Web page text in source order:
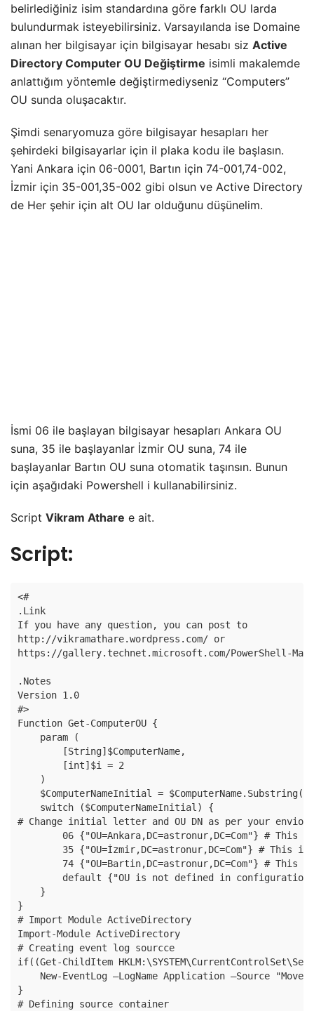
belirlediğiniz isim standardına göre farklı OU larda
bulundurmak isteyebilirsiniz. Varsayılanda ise Domaine
alınan her bilgisayar için bilgisayar hesabı siz Active
Directory Computer OU Değiştirme isimli makalemde
anlattığım yöntemle değiştirmediyseniz “Computers”
OU sunda oluşacaktır.
Şimdi senaryomuza göre bilgisayar hesapları her
şehirdeki bilgisayarlar için il plaka kodu ile başlasın.
Yani Ankara için 06-0001, Bartın için 74-001,74-002,
İzmir için 35-001,35-002 gibi olsun ve Active Directory
de Her şehir için alt OU lar olduğunu düşünelim.
İsmi 06 ile başlayan bilgisayar hesapları Ankara OU
suna, 35 ile başlayanlar İzmir OU suna, 74 ile
başlayanlar Bartın OU suna otomatik taşınsın. Bunun
için aşağıdaki Powershell i kullanabilirsiniz.
Script Vikram Athare e ait.
Script:
<#
.Link
If you have any question, you can post to
http://vikramathare.wordpress.com/ or
https://gallery.technet.microsoft.com/PowerShell-
.Notes
Version 1.0
#>
Function Get-ComputerOU {
    param (
        [String]$ComputerName,
        [int]$i = 2
    )
$ComputerNameInitial =
    switch ($ComputerNameInitial) {
# Change initial letter and OU DN as per your
06 {"OU=Ankara,DC=astronur,DC=Com"} # This
35 {"OU=İzmir,DC=astronur,DC=Com"} # This
74 {"OU=Bartin,DC=astronur,DC=Com"} # This
default {"OU is not defined in
    }
}
# Import Module ActiveDirectory
Import-Module ActiveDirectory
# Creating event log sourcce
if((Get-ChildItem
New-EventLog –LogName Application –Source "Move-
}
# Defining source container